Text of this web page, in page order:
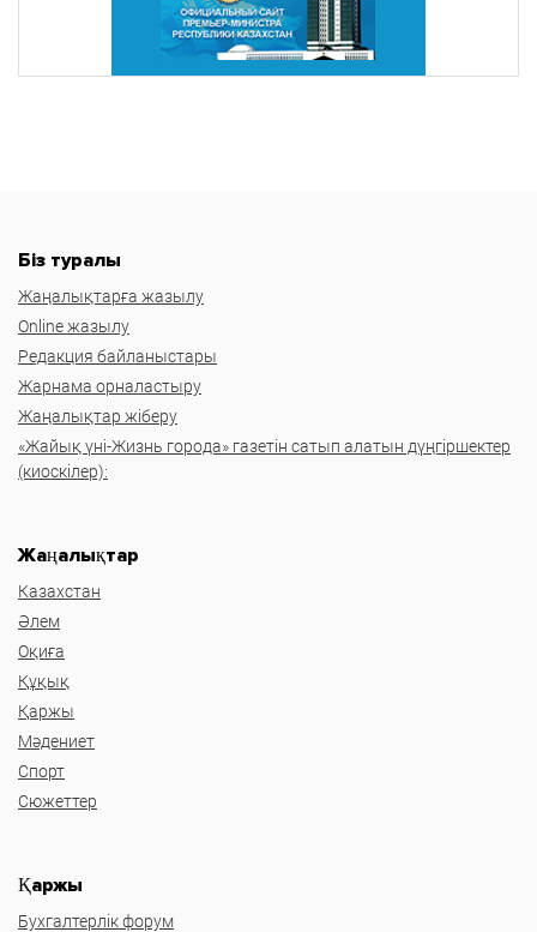
Біз туралы
Жаңалықтарға жазылу
Online жазылу
Редакция байланыстары
Жарнама орналастыру
Жаңалықтар жіберу
«Жайық үні-Жизнь города» газетін сатып алатын дүңгіршектер
(киоскілер):
Жаңалықтар
Казахстан
Әлем
Оқиға
Құқық
Қаржы
Мәдениет
Спорт
Сюжеттер
Қаржы
Бухгалтерлік форум